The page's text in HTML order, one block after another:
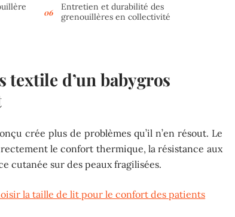
Entretien et durabilité des
grenouillères en collectivité
textile d’un babygros
crée plus de problèmes qu’il n’en résout. Le
le confort thermique, la résistance aux
cutanée sur des peaux fragilisées.
la taille de lit pour le confort des patients